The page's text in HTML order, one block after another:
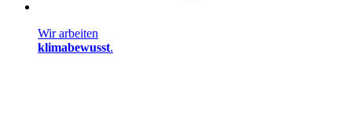
Wir arbeiten
klimabewusst.